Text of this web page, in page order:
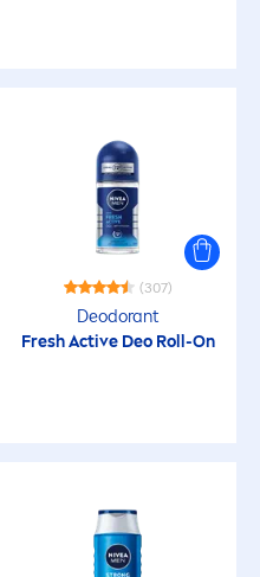
(307)
Deodorant
Fresh ActiveDeo Roll-On